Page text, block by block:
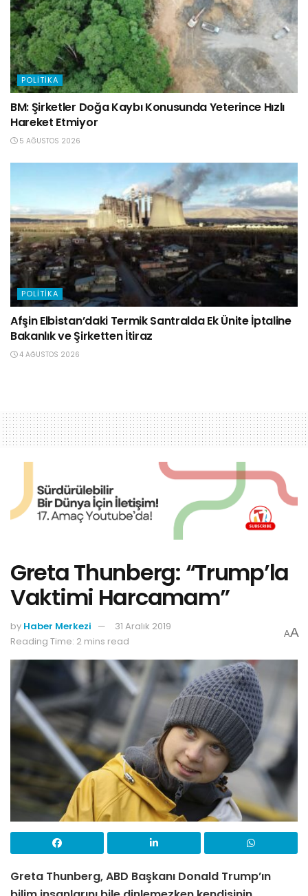
POLITIKA
BM: Şirketler Doğa Kaybı Konusunda Yeterince Hızlı
Hareket Etmiyor
5 AĞUSTOS 2026
POLITIKA
Afşin Elbistan’daki Termik Santralda Ek Ünite İptaline
Bakanlık ve Şirketten İtiraz
4 AĞUSTOS 2026
Greta Thunberg: “Trump’la
Vaktimi Harcamam”
by Haber Merkezi
31 Aralık 2019
Reading Time: 2 mins read
AA
Greta Thunberg, ABD Başkanı Donald Trump’ın